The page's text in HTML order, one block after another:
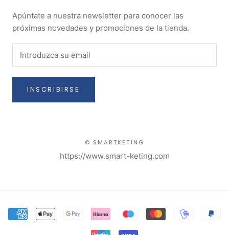
Apúntate a nuestra newsletter para conocer las
próximas novedades y promociones de la tienda.
INSCRIBIRSE
© SMARTKETING
https://www.smart-keting.com